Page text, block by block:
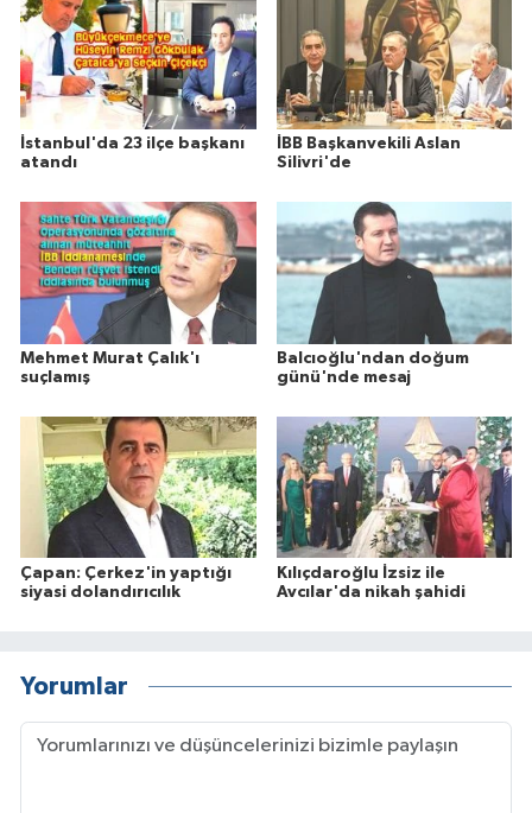
İstanbul'da 23 ilçe başkanı
atandı
İBB Başkanvekili Aslan
Silivri'de
Mehmet Murat Çalık'ı
suçlamış
Balcıoğlu'ndan doğum
günü'nde mesaj
Çapan: Çerkez'in yaptığı
siyasi dolandırıcılık
Kılıçdaroğlu İzsiz ile
Avcılar'da nikah şahidi
Yorumlar